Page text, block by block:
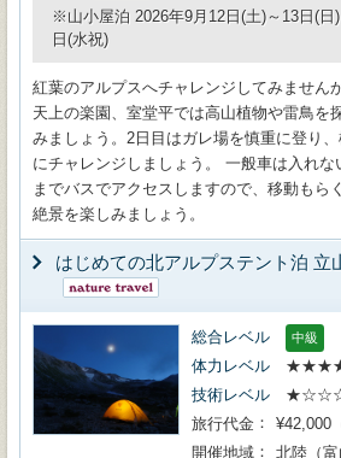
※山小屋泊 2026年9月12日(土)～13日(日
日(水祝)
紅葉のアルプスへチャレンジしてみませんか
天上の楽園、室堂平では高山植物や雷鳥を
みましょう。2日目はガレ場を慎重に登り
にチャレンジしましょう。 一般車は入れな
までバスでアクセスしますので、移動もら
絶景を楽しみましょう。
はじめての北アルプステント泊 立
総合レベル 中級
体力レベル
技術レベル
旅行代金
¥42,000
開催地域
北陸（富